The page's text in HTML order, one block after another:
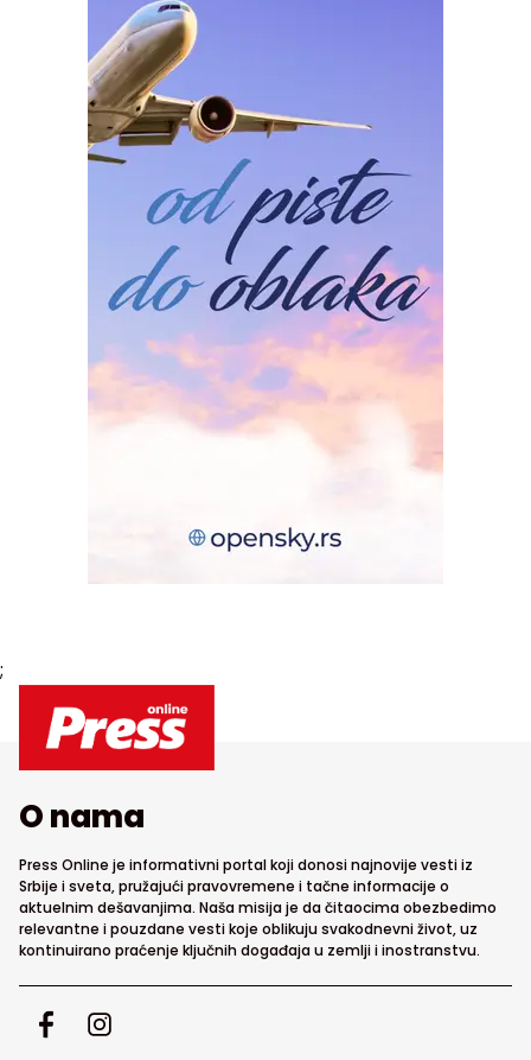
;
O nama
Press Online je informativni portal koji donosi najnovije vesti iz
Srbije i sveta, pružajući pravovremene i tačne informacije o
aktuelnim dešavanjima. Naša misija je da čitaocima obezbedimo
relevantne i pouzdane vesti koje oblikuju svakodnevni život, uz
kontinuirano praćenje ključnih događaja u zemlji i inostranstvu.